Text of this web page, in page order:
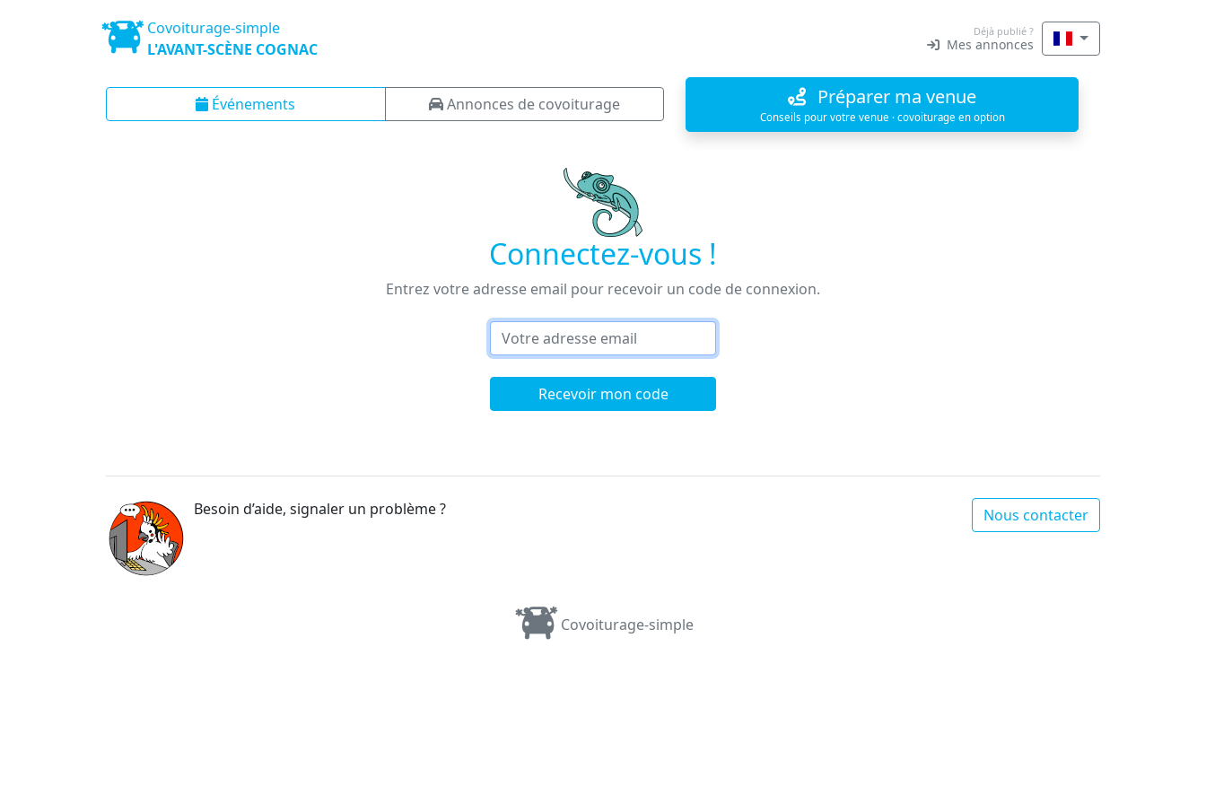
Covoiturage-simple
L'AVANT-SCÈNE COGNAC
Déjà publié ?
Mes annonces
Événements Annonces de covoiturage Préparer ma venue
Conseils pour votre venue · covoiturage en option
Connectez-vous !
Entrez votre adresse email pour recevoir un code de connexion.
Recevoir mon code
Besoin d’aide, signaler un problème ? Nous contacter
Covoiturage-simple